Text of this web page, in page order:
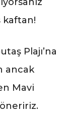
kaftan!
Plajı’na
ancak
Mavi